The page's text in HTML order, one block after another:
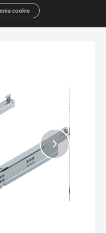
Prowadnice
550F2700B hamulec,
cookie